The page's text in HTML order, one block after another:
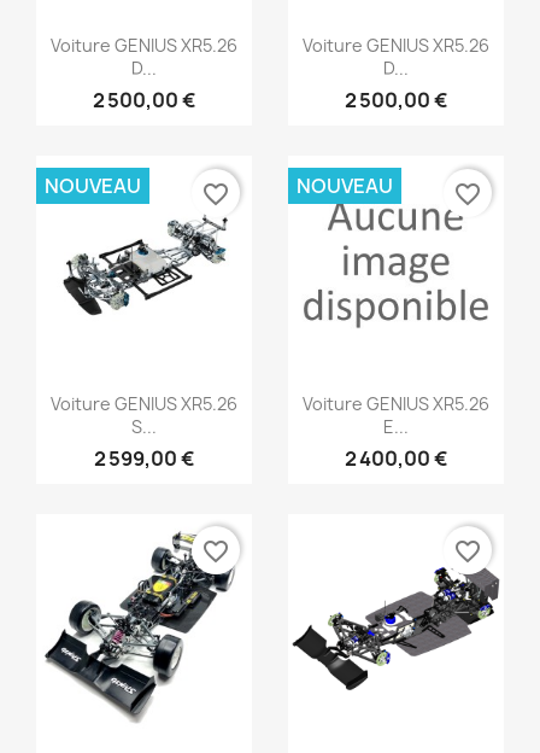
Aperçu rapide
Voiture GENIUS XR5.26
D...
2 500,00 €
Aperçu rapide
Voiture GENIUS XR5.26
D...
2 500,00 €
Aperçu rapide
Voiture GENIUS XR5.26
S...
2 599,00 €
NOUVEAU favorite_border
Aperçu rapide
Voiture GENIUS XR5.26
E...
2 400,00 €
NOUVEAU favorite_border
favorite_border favorite_border